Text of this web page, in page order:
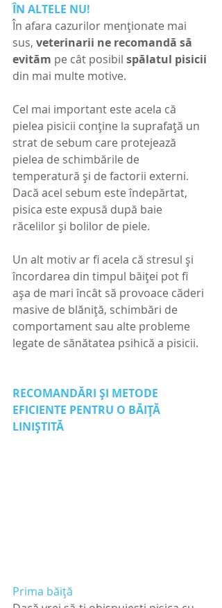
ÎN ALTELE NU!
În afara cazurilor menționate mai
sus, veterinarii ne recomandă să
evităm pe cât posibil spălatul pisicii
din mai multe motive.
Cel mai important este acela că
pielea pisicii conține la suprafață un
strat de sebum care protejează
pielea de schimbările de
temperatură și de factorii externi.
Dacă acel sebum este îndepărtat,
pisica este expusă după baie
răcelilor și bolilor de piele.
Un alt motiv ar fi acela că stresul și
încordarea din timpul băiței pot fi
așa de mari încât să provoace căderi
masive de blăniță, schimbări de
comportament sau alte probleme
legate de sănătatea psihică a pisicii.
RECOMANDĂRI ȘI METODE
EFICIENTE PENTRU O BĂIȚĂ
LINIȘTITĂ
Prima băiță